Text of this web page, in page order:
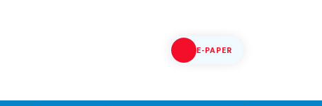
E-PAPER